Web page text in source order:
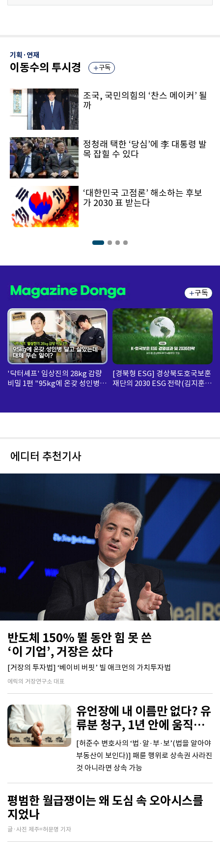
기획·연재
이동수의 투시경 구독
조국, 국민의힘의 ‘찬스 메이커’ 될
까
정청래 택한 ‘당심’에 李 대통령 발
목 잡힐 수 있다
‘대한민국 고점론’ 해소하는 후보
가 2030 표 받는다
구독
'닥터셰프' 임상진의 28kg 감량
비밀 1편 "95kg에 온갖 성인병
[경북형 ESG] 경상북도호국보훈
재단의 2030 ESG 전략(김지훈
에디터 추천기사
반도체 150% 뛸 동안 힘 못 쓴
‘이 기업’, 거장은 샀다
[거장의 투자법] ‘베이비 버핏’ 빌 애크먼의 가치투자법
에릭의 거장연구소 대표
유언장에 내 이름만 없다? 유
류분 청구, 1년 안에 움직여
라
[허준수 변호사의 ‘법·알·부·보’(법을 알아야
부동산이 보인다)] 패륜 행위로 상속권 사라진
것 아니라면 상속 가능
평범한 월급쟁이는 왜 도심 속 오아시스를
지었나
글·사진 제주=허문명 기자